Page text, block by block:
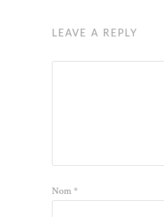
LEAVE A REPLY
Nom*